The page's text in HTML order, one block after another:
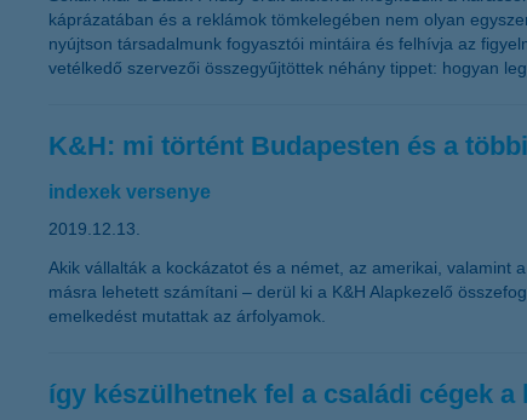
káprázatában és a reklámok tömkelegében nem olyan
nyújtson társadalmunk fogyasztói mintáira és felhívja az
vetélkedő szervezői összegyűjtöttek néhány tippet: hogyan
K&H: mi történt Budapesten és a
indexek versenye
2019.12.13.
Akik vállalták a kockázatot és a német, az amerikai, valamint
másra lehetett számítani – derül ki a K&H Alapkezelő
emelkedést mutattak az árfolyamok.
így készülhetnek fel a családi cégek